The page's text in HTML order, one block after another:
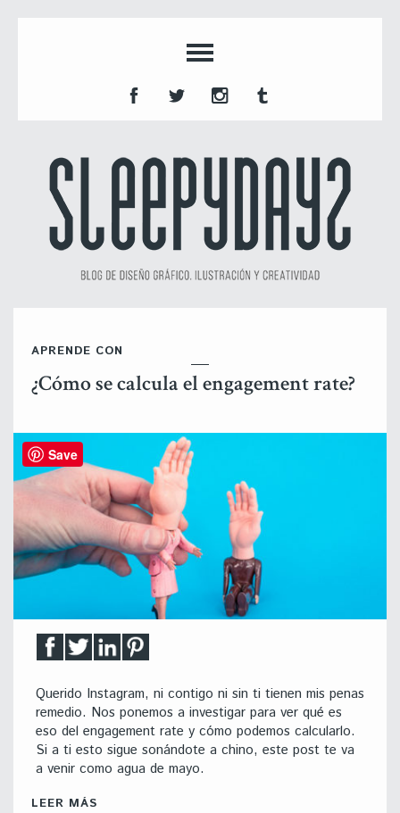
APRENDE CON
¿Cómo se calcula el engagement rate?
Querido Instagram, ni contigo ni sin ti tienen mis penas
remedio. Nos ponemos a investigar para ver qué es
eso del engagement rate y cómo podemos calcularlo.
Si a ti esto sigue sonándote a chino, este post te va
a venir como agua de mayo.
LEER MÁS
Save